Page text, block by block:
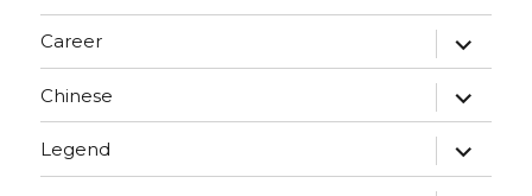
Career expand
child
menu
Chinese expand
child
menu
Legend expand
child
menu